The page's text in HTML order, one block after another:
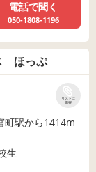
電話で聞く
050-1808-1196
ほっぷ
リストに
保存
町駅から1414m
生